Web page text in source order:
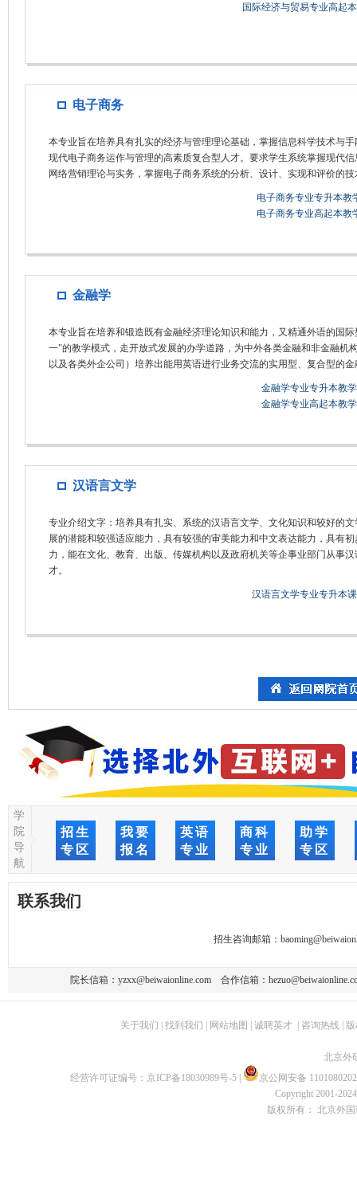
国际经济与贸易专业高起
电子商务
本专业旨在培养具有扎实的经济与管理理论基础，掌握信息科学技术与
现代电子商务运作与管理的高素质复合型人才。要求学生系统掌握现代
网络营销理论与实务，掌握电子商务系统的分析、设计、实现和评价的
电子商务专业专升本教
电子商务专业高起本教
金融学
本专业旨在培养和锻造既有金融经济理论知识和能力，又精通外语的国
一"的教学模式，走开放式发展的办学道路，为中外各类金融和非金融机
以及各类外企公司）培养出能用英语进行业务交流的实用型、复合型的
金融学专业专升本教
金融学专业高起本教
汉语言文学
专业介绍文字：培养具有扎实、系统的汉语言文学、文化知识和较好的
展的潜能和较强适应能力，具有较强的审美能力和中文表达能力，具有
力，能在文化、教育、出版、传媒机构以及政府机关等企事业部门从事
才。
汉语言文学专业专升本
学
院
导
航
招生
专区
我要
报名
英语
专业
商科
专业
助学
专区
联系我们
招生咨询邮箱：
院长信箱： yzxx@beiwaionline.com 合作信箱：
关于我们 找到我们 网站地图 诚聘英才| 咨询热线|
北京外
经营许可证编号： 京ICP备18030989号-5
京公网安备
Copyright 2001-
版权所有： 北京外